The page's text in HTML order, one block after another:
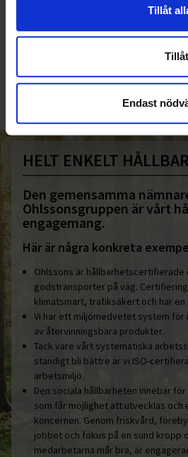
Tillåt
Endast
KUNDTJÄNST
HELT ENKELT
Den gemensamma
Ohlssonsgruppen är vårt
engagemang.
Här är några konkreta
Ohlssons är hållbarhetscertifierade
godstransporter på väg.
klimatsmart, trafiksäkert och har
Vi har ett miljömedvetet system för
av återvinningsbara produkter.
Tack vare vårt systematiska
ständigt bli bättre är vi ISO-
arbetsmiljö.
Den sociala hållbarheten innebär
som får möjlighet att utvecklas och
koncernen. Genom friskvård,
jobbet och fokus på en sund kropp
medarbetarna mår bra, är